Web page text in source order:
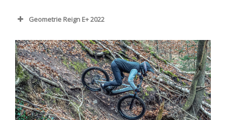
Geometrie Reign E+ 2022
Rahmengröße S-
LOW
S-
HIGH
M-
LOW
M-
HIGH
L-
LOW
Oberrohr
(mm)
569 568 595 594 622
Steuerrohr
100 100 100 100 110